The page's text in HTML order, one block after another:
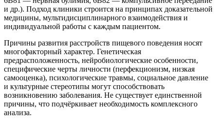
и др.). Подход клиники строится на принципах доказательной
медицины, мультидисциплинарного взаимодействия и
индивидуальной работы с каждым пациентом.
Причины развития расстройств пищевого поведения носят
многофакторный характер. Генетическая
предрасположенность, нейробиологические особенности,
специфические черты личности (перфекционизм, низкая
самооценка), психологические травмы, социальное давление
и культурные стереотипы могут способствовать
возникновению заболевания. Не существует единственной
причины, что подчёркивает необходимость комплексного
анализа.